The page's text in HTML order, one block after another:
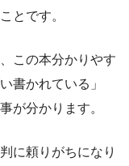
とです。
この本分かりやす
書かれている」
が分かります。
に頼りがちになり